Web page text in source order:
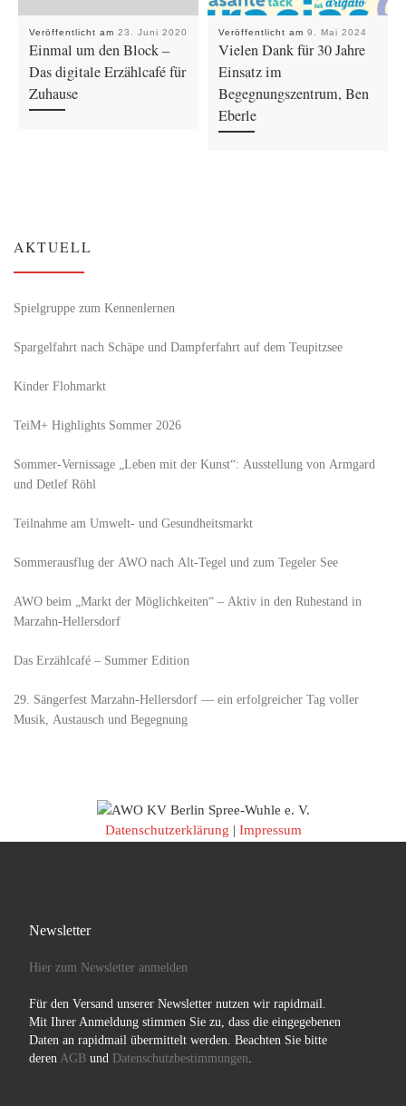
Veröffentlicht am 23. Juni 2020
Einmal um den Block –
Das digitale Erzählcafé für
Zuhause
Veröffentlicht am 9. Mai 2024
Vielen Dank für 30 Jahre
Einsatz im
Begegnungszentrum, Ben
Eberle
AKTUELL
Spielgruppe zum Kennenlernen
Spargelfahrt nach Schäpe und Dampferfahrt auf dem Teupitzsee
Kinder Flohmarkt
TeiM+ Highlights Sommer 2026
Sommer-Vernissage „Leben mit der Kunst“: Ausstellung von Armgard
und Detlef Röhl
Teilnahme am Umwelt- und Gesundheitsmarkt
Sommerausflug der AWO nach Alt‑Tegel und zum Tegeler See
AWO beim „Markt der Möglichkeiten“ – Aktiv in den Ruhestand in
Marzahn-Hellersdorf
Das Erzählcafé – Summer Edition
29. Sängerfest Marzahn-Hellersdorf — ein erfolgreicher Tag voller
Musik, Austausch und Begegnung
Datenschutzerklärung | Impressum
Newsletter
Hier zum Newsletter anmelden
Für den Versand unserer Newsletter nutzen wir rapidmail.
Mit Ihrer Anmeldung stimmen Sie zu, dass die eingegebenen
Daten an rapidmail übermittelt werden. Beachten Sie bitte
deren AGBund Datenschutzbestimmungen